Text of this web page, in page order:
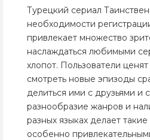
Турецкий сериал
необходимости
привлекает множество
наслаждаться любимыми
хлопот. Пользователи
смотреть новые эпизоды
делиться ими с друзьями и
разнообразие жанров и
разных языках делает
особенно